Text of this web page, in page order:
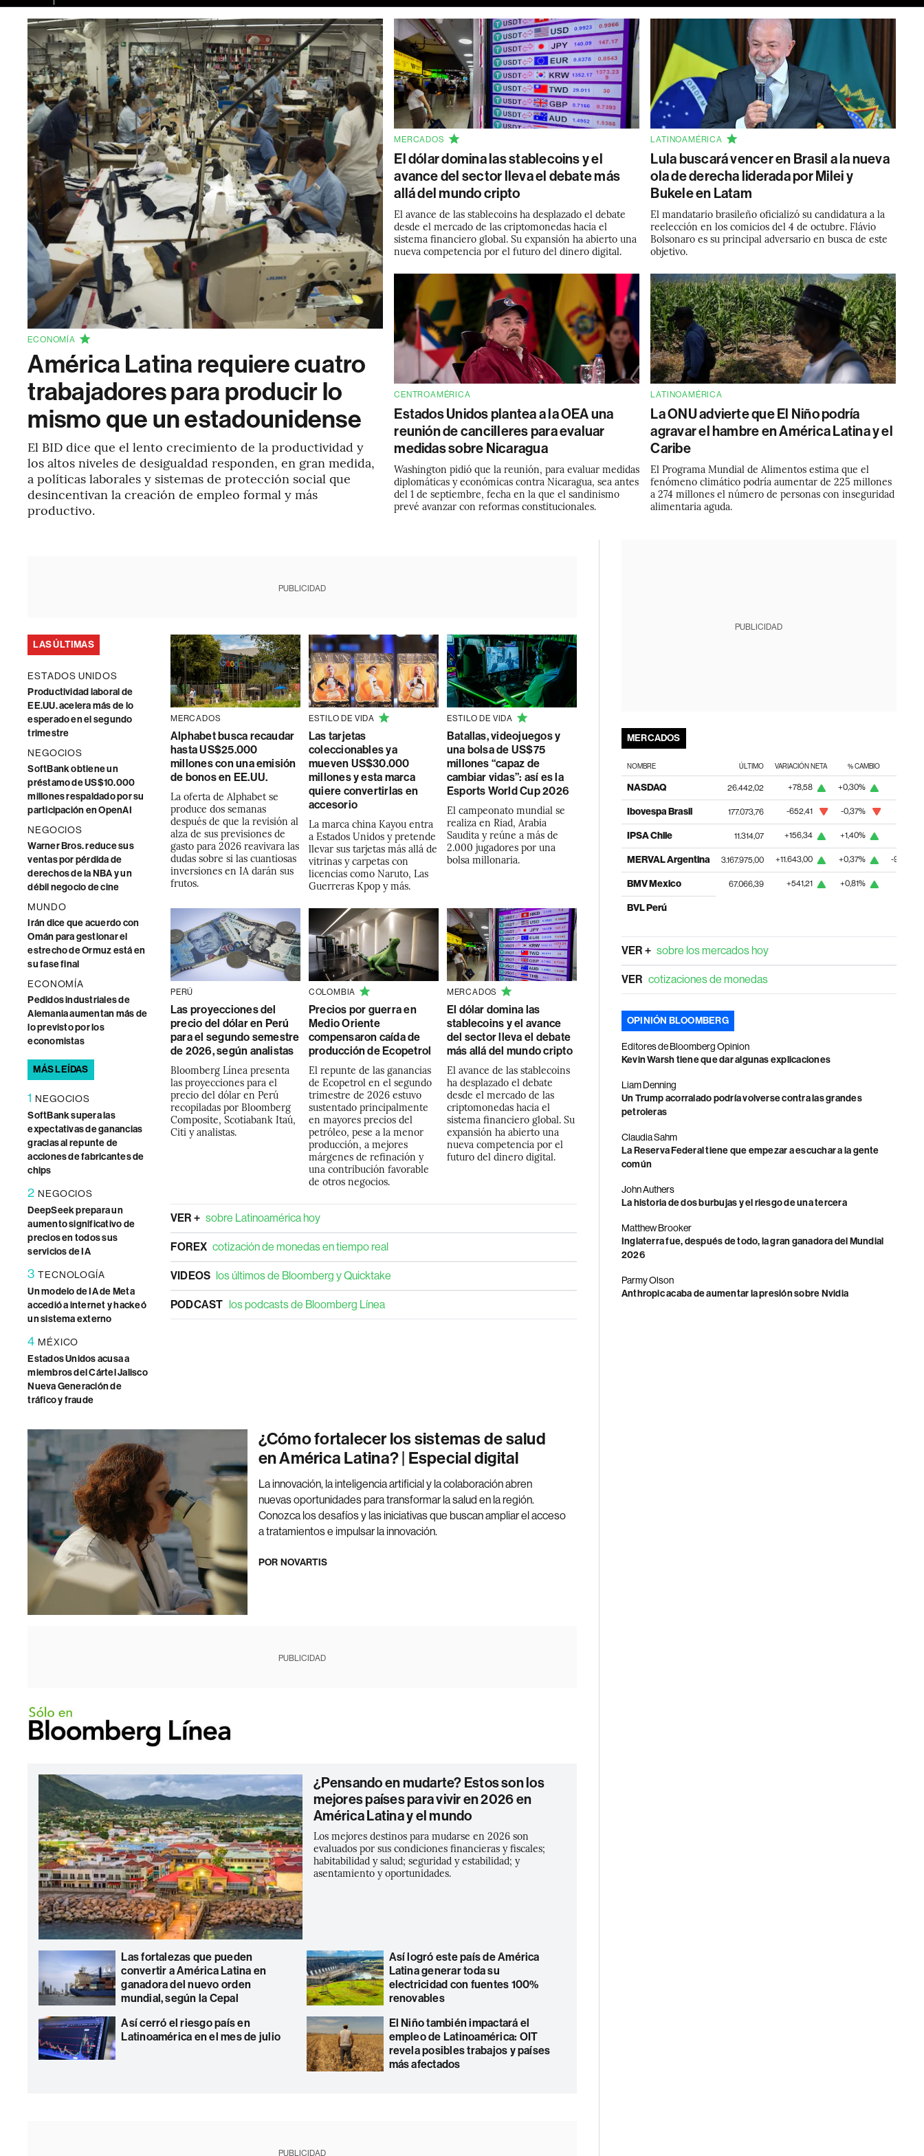
ECONOMÍA
América Latina requiere cuatro
trabajadores para producir lo
mismo que un estadounidense
El BID dice que el lento crecimiento de la productividad y
los altos niveles de desigualdad responden, en gran medida,
a políticas laborales y sistemas de protección social que
desincentivan la creación de empleo formal y más
productivo.
MERCADOS
El dólar domina las stablecoins y el
avance del sector lleva el debate más
allá del mundo cripto
El avance de las stablecoins ha desplazado el debate
desde el mercado de las criptomonedas hacia el
sistema financiero global. Su expansión ha abierto una
nueva competencia por el futuro del dinero digital.
LATINOAMÉRICA
Lula buscará vencer en Brasil a la nueva
ola de derecha liderada por Milei y
Bukele en Latam
El mandatario brasileño oficializó su candidatura a la
reelección en los comicios del 4 de octubre. Flávio
Bolsonaro es su principal adversario en busca de este
objetivo.
CENTROAMÉRICA
Estados Unidos plantea a la OEA una
reunión de cancilleres para evaluar
medidas sobre Nicaragua
Washington pidió que la reunión, para evaluar medidas
diplomáticas y económicas contra Nicaragua, sea antes
del 1 de septiembre, fecha en la que el sandinismo
prevé avanzar con reformas constitucionales.
LATINOAMÉRICA
La ONU advierte que El Niño podría
agravar el hambre en América Latina y el
Caribe
El Programa Mundial de Alimentos estima que el
fenómeno climático podría aumentar de 225 millones
a 274 millones el número de personas con inseguridad
alimentaria aguda.
PUBLICIDAD
LAS ÚLTIMAS
ESTADOS UNIDOS
Productividad laboral de
EE.UU. acelera más de lo
esperado en el segundo
trimestre
NEGOCIOS
SoftBank obtiene un
préstamo de US$10.000
millones respaldado por su
participación en OpenAI
NEGOCIOS
Warner Bros. reduce sus
ventas por pérdida de
derechos de la NBA y un
débil negocio de cine
MUNDO
Irán dice que acuerdo con
Omán para gestionar el
estrecho de Ormuz está en
su fase final
ECONOMÍA
Pedidos industriales de
Alemania aumentan más de
lo previsto por los
economistas
MÁS LEÍDAS
1 NEGOCIOS
SoftBank supera las
expectativas de ganancias
gracias al repunte de
acciones de fabricantes de
chips
2 NEGOCIOS
DeepSeek prepara un
aumento significativo de
precios en todos sus
servicios de IA
3 TECNOLOGÍA
Un modelo de IA de Meta
accedió a internet y hackeó
un sistema externo
4 MÉXICO
Estados Unidos acusa a
miembros del Cártel Jalisco
Nueva Generación de
tráfico y fraude
MERCADOS
Alphabet busca recaudar
hasta US$25.000
millones con una emisión
de bonos en EE.UU.
La oferta de Alphabet se
produce dos semanas
después de que la revisión al
alza de sus previsiones de
gasto para 2026 reavivara las
dudas sobre si las cuantiosas
inversiones en IA darán sus
frutos.
ESTILO DE VIDA
Las tarjetas
coleccionables ya
mueven US$30.000
millones y esta marca
quiere convertirlas en
accesorio
La marca china Kayou entra
a Estados Unidos y pretende
llevar sus tarjetas más allá de
vitrinas y carpetas con
licencias como Naruto, Las
Guerreras Kpop y más.
ESTILO DE VIDA
Batallas, videojuegos y
una bolsa de US$75
millones “capaz de
cambiar vidas”: así es la
Esports World Cup 2026
El campeonato mundial se
realiza en Riad, Arabia
Saudita y reúne a más de
2.000 jugadores por una
bolsa millonaria.
PERÚ
Las proyecciones del
precio del dólar en Perú
para el segundo semestre
de 2026, según analistas
Bloomberg Línea presenta
las proyecciones para el
precio del dólar en Perú
recopiladas por Bloomberg
Composite, Scotiabank Itaú,
Citi y analistas.
COLOMBIA
Precios por guerra en
Medio Oriente
compensaron caída de
producción de Ecopetrol
El repunte de las ganancias
de Ecopetrol en el segundo
trimestre de 2026 estuvo
sustentado principalmente
en mayores precios del
petróleo, pese a la menor
producción, a mejores
márgenes de refinación y
una contribución favorable
de otros negocios.
MERCADOS
El dólar domina las
stablecoins y el avance
del sector lleva el debate
más allá del mundo cripto
El avance de las stablecoins
ha desplazado el debate
desde el mercado de las
criptomonedas hacia el
sistema financiero global. Su
expansión ha abierto una
nueva competencia por el
futuro del dinero digital.
VER + sobre Latinoamérica hoy
FOREX cotización de monedas en tiempo real
VIDEOS los últimos de Bloomberg y Quicktake
PODCAST los podcasts de Bloomberg Línea
¿Cómo fortalecer los sistemas de salud
en América Latina? | Especial digital
La innovación, la inteligencia artificial y la colaboración abren
nuevas oportunidades para transformar la salud en la región.
Conozca los desafíos y las iniciativas que buscan ampliar el acceso
a tratamientos e impulsar la innovación.
POR NOVARTIS
PUBLICIDAD
¿Pensando en mudarte? Estos son los
mejores países para vivir en 2026 en
América Latina y el mundo
Los mejores destinos para mudarse en 2026 son
evaluados por sus condiciones financieras y fiscales;
habitabilidad y salud; seguridad y estabilidad; y
asentamiento y oportunidades.
Las fortalezas que pueden
convertir a América Latina en
ganadora del nuevo orden
mundial, según la Cepal
Así logró este país de América
Latina generar toda su
electricidad con fuentes 100%
renovables
Así cerró el riesgo país en
Latinoamérica en el mes de julio
El Niño también impactará el
empleo de Latinoamérica: OIT
revela posibles trabajos y países
más afectados
PUBLICIDAD
PUBLICIDAD
MERCADOS
NOMBRE ÚLTIMO VARIACIÓN NETA % CAMBIO
NASDAQ 26.442,02 +78,58 +0,30%
Ibovespa Brasil 177.073,76 -652,41 -0,37%
IPSA Chile 11.314,07 +156,34 +1,40%
MERVAL Argentina 3.167.975,00 +11.643,00 +0,37% -
BMV Mexico 67.066,39 +541,21 +0,81%
BVL Perú
VER + sobre los mercados hoy
VER cotizaciones de monedas
OPINIÓN BLOOMBERG
Editores de Bloomberg Opinion
Kevin Warsh tiene que dar algunas explicaciones
Liam Denning
Un Trump acorralado podría volverse contra las grandes
petroleras
Claudia Sahm
La Reserva Federal tiene que empezar a escuchar a la gente
común
John Authers
La historia de dos burbujas y el riesgo de una tercera
Matthew Brooker
Inglaterra fue, después de todo, la gran ganadora del Mundial
2026
Parmy Olson
Anthropic acaba de aumentar la presión sobre Nvidia